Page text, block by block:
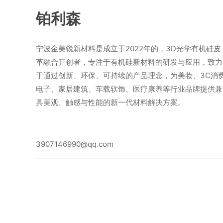
铂利森
宁波金美锐新材料是成立于2022年的，3D光学有机硅皮
革融合开创者，专注于有机硅新材料的研发与应用，致力
于通过创新、环保、可持续的产品理念，为美妆、3C消
电子、家居建筑、车载软饰、医疗康养等行业品牌提供兼
具美观、触感与性能的新一代材料解决方案。
3907146990@qq.com